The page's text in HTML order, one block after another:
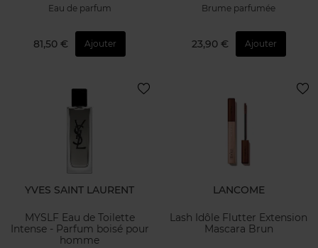
Eau de parfum
81,50 € Ajouter
Brume parfumée
23,90 € Ajouter
YVES SAINT LAURENT
MYSLF Eau de Toilette
Intense - Parfum boisé pour
homme
LANCOME
Lash Idôle Flutter Extension
Mascara Brun